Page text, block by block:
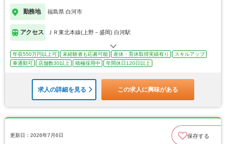
勤務地 福島県 白河市
アクセス ＪＲ東北本線(上野－盛岡) 白河駅
年収550万円以上可 未経験者も応募可能 産休・育休取得実績有り
スキルアップ
車通勤可
店舗数30以上 積極採用中 年間休日120日以上
求人の詳細を見る この求人に興味がある
更新日：2026年7月6日 保存する